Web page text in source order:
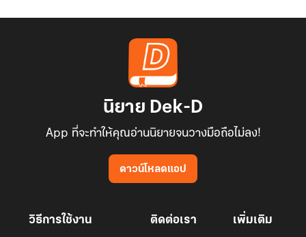
นิยาย Dek-D
App ที่จะทำให้คุณอ่านนิยายจนวางมือถือไม่ลง!
ดาวน์โหลดแอป
วิธีการใช้งาน ติดต่อเรา เพิ่มเติม